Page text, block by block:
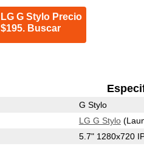
LG G Stylo Precio
$195. Buscar
G Stylo
LG G Stylo
5.7" 1280x720